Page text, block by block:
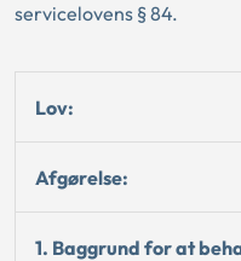
servicelovens § 84.
Lov:
Afgørelse:
1. Baggrund for at